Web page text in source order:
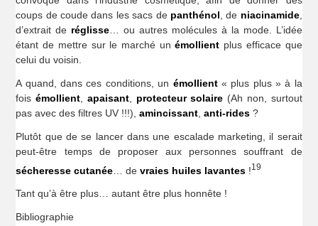
coups de coude dans les sacs de panthénol , de niacinamide,
d’extrait de réglisse … ou autres molécules à la mode. L’idée
étant de mettre sur le marché unémollient plus efficace que
celui du voisin.
A quand, dans ces conditions, un émollient« plus plus » à la
foisémollient apaisant, protecteur solaire (Ah non, surtout
pas avec des filtres UV !!!),amincissant ,anti-rides ?
Plutôt que de se lancer dans une escalade marketing, il serait
peut-être temps de proposer aux personnes souffrant de
sécheresse cutanée … devraies huiles lavantes !19
Tant qu’à être plus… autant être plus honnête !
Bibliographie